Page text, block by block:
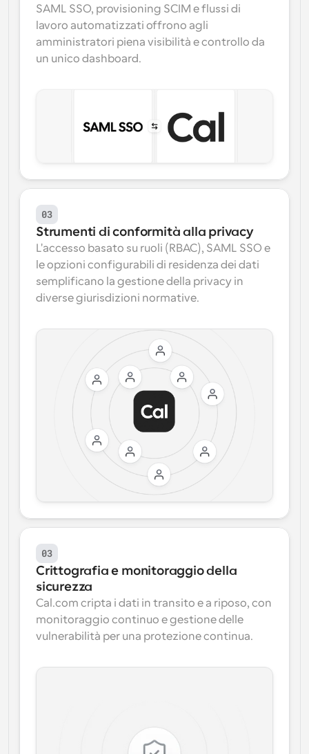
SAML SSO, provisioning SCIM e flussi di
lavoro automatizzati offrono agli
amministratori piena visibilità e controllo da
un unico dashboard.
03
Strumenti di conformità alla privacy
L'accesso basato su ruoli (RBAC), SAML SSO e
le opzioni configurabili di residenza dei dati
semplificano la gestione della privacy in
diverse giurisdizioni normative.
03
Crittografia e monitoraggio della
sicurezza
Cal.com cripta i dati in transito e a riposo, con
monitoraggio continuo e gestione delle
vulnerabilità per una protezione continua.